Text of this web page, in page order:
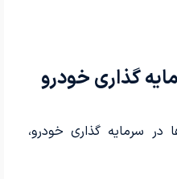
گذاری خودرو
در سرمایه گذاری خودرو،